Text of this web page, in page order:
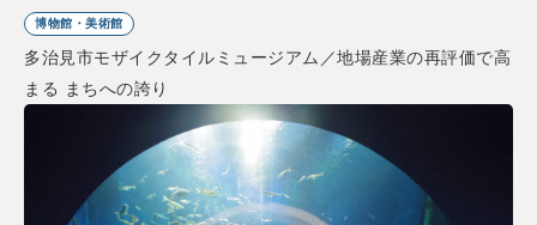
博物館・美術館
多治見市モザイクタイルミュージアム／地場産業の再評価で高
まる まちへの誇り